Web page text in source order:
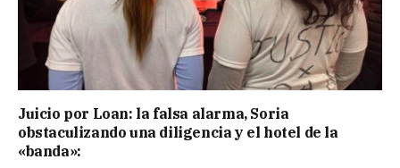
Juicio por Loan: la falsa alarma, Soria
obstaculizando una diligencia y el hotel de la
«banda»: